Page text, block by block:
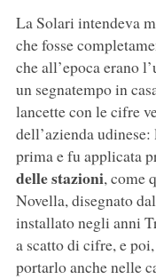
La Solari intendeva
che fosse
che all’epoca erano
un segnatempo in
lancette con le cifre
dell’azienda
prima e fu applicata
delle stazioni, come
Novella, disegnato
installato negli anni
a scatto di cifre, e
portarlo anche nelle